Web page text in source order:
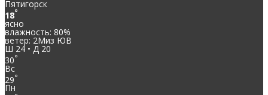
Пятигорск
18°
ясно
влажность: 80%
ветер: 2Миз ЮВ
Ш 24 • Д 20
30°
Вс
29°
Пн